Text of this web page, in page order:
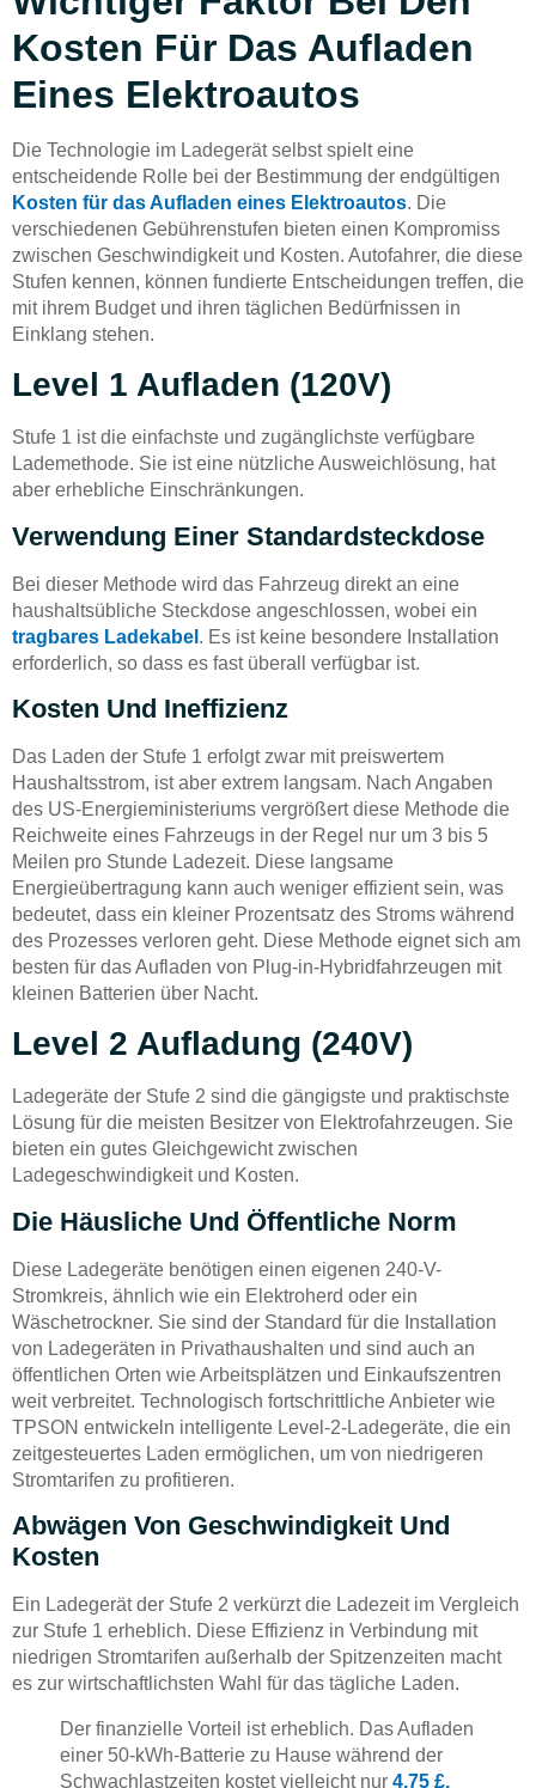
Kosten Für Das Aufladen
Eines Elektroautos
Die Technologie im Ladegerät selbst spielt eine
entscheidende Rolle bei der Bestimmung der endgültigen
Kosten für das Aufladen eines Elektroautos. Die
verschiedenen Gebührenstufen bieten einen Kompromiss
zwischen Geschwindigkeit und Kosten. Autofahrer, die diese
Stufen kennen, können fundierte Entscheidungen treffen, die
mit ihrem Budget und ihren täglichen Bedürfnissen in
Einklang stehen.
Level 1 Aufladen (120V)
Stufe 1 ist die einfachste und zugänglichste verfügbare
Lademethode. Sie ist eine nützliche Ausweichlösung, hat
aber erhebliche Einschränkungen.
Verwendung Einer Standardsteckdose
Bei dieser Methode wird das Fahrzeug direkt an eine
haushaltsübliche Steckdose angeschlossen, wobei ein
tragbares Ladekabel . Es ist keine besondere Installation
erforderlich, so dass es fast überall verfügbar ist.
Kosten Und Ineffizienz
Das Laden der Stufe 1 erfolgt zwar mit preiswertem
Haushaltsstrom, ist aber extrem langsam. Nach Angaben
des US-Energieministeriums vergrößert diese Methode die
Reichweite eines Fahrzeugs in der Regel nur um 3 bis 5
Meilen pro Stunde Ladezeit. Diese langsame
Energieübertragung kann auch weniger effizient sein, was
bedeutet, dass ein kleiner Prozentsatz des Stroms während
des Prozesses verloren geht. Diese Methode eignet sich am
besten für das Aufladen von Plug-in-Hybridfahrzeugen mit
kleinen Batterien über Nacht.
Level 2 Aufladung (240V)
Ladegeräte der Stufe 2 sind die gängigste und praktischste
Lösung für die meisten Besitzer von Elektrofahrzeugen. Sie
bieten ein gutes Gleichgewicht zwischen
Ladegeschwindigkeit und Kosten.
Die Häusliche Und Öffentliche Norm
Diese Ladegeräte benötigen einen eigenen 240-V-
Stromkreis, ähnlich wie ein Elektroherd oder ein
Wäschetrockner. Sie sind der Standard für die Installation
von Ladegeräten in Privathaushalten und sind auch an
öffentlichen Orten wie Arbeitsplätzen und Einkaufszentren
weit verbreitet. Technologisch fortschrittliche Anbieter wie
TPSON entwickeln intelligente Level-2-Ladegeräte, die ein
zeitgesteuertes Laden ermöglichen, um von niedrigeren
Stromtarifen zu profitieren.
Abwägen Von Geschwindigkeit Und
Kosten
Ein Ladegerät der Stufe 2 verkürzt die Ladezeit im Vergleich
zur Stufe 1 erheblich. Diese Effizienz in Verbindung mit
niedrigen Stromtarifen außerhalb der Spitzenzeiten macht
es zur wirtschaftlichsten Wahl für das tägliche Laden.
Der finanzielle Vorteil ist erheblich. Das Aufladen
einer 50-kWh-Batterie zu Hause während der
Schwachlastzeiten kostet vielleicht nur 4,75 £,